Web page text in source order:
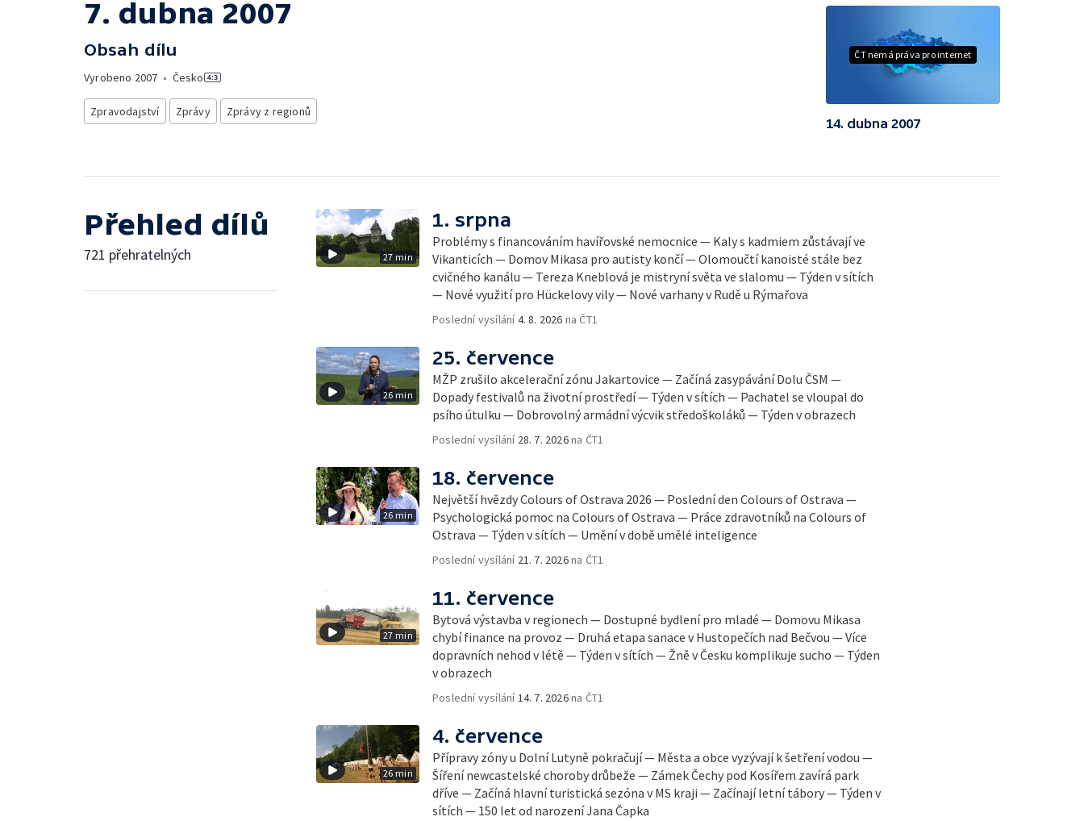
7. dubna 2007
Obsah dílu
Vyrobeno 2007 • Česko
Zpravodajství Zprávy Zprávy z regionů
ČT nemá práva pro internet
14. dubna 2007
Přehled dílů
721 přehratelných 27 min
1. srpna
Problémy s financováním havířovské nemocnice — Kaly s kadmiem zůstávají ve
Vikanticích — Domov Mikasa pro autisty končí — Olomoučtí kanoisté stále bez
cvičného kanálu — Tereza Kneblová je mistryní světa ve slalomu — Týden v sítích
— Nové využití pro Hückelovy vily — Nové varhany v Rudě u Rýmařova
Poslední vysílání4. 8. 2026 na ČT1
26 min
25. července
MŽP zrušilo akcelerační zónu Jakartovice — Začíná zasypávání Dolu ČSM —
Dopady festivalů na životní prostředí — Týden v sítích — Pachatel se vloupal do
psího útulku — Dobrovolný armádní výcvik středoškoláků — Týden v obrazech
Poslední vysílání 28. 7. 2026na ČT1
26 min
18. července
Největší hvězdy Colours of Ostrava 2026 — Poslední den Colours of Ostrava —
Psychologická pomoc na Colours of Ostrava — Práce zdravotníků na Colours of
Ostrava — Týden v sítích — Umění v době umělé inteligence
Poslední vysílání 21. 7. 2026na ČT1
27 min
11. července
Bytová výstavba v regionech — Dostupné bydlení pro mladé — Domovu Mikasa
chybí finance na provoz — Druhá etapa sanace v Hustopečích nad Bečvou — Více
dopravních nehod v létě — Týden v sítích — Žně v Česku komplikuje sucho — Týden
v obrazech
Poslední vysílání 14. 7. 2026na ČT1
26 min
4. července
Přípravy zóny u Dolní Lutyně pokračují — Města a obce vyzývají k šetření vodou —
Šíření newcastelské choroby drůbeže — Zámek Čechy pod Kosířem zavírá park
dříve — Začíná hlavní turistická sezóna v MS kraji — Začínají letní tábory — Týden v
sítích — 150 let od narození Jana Čapka